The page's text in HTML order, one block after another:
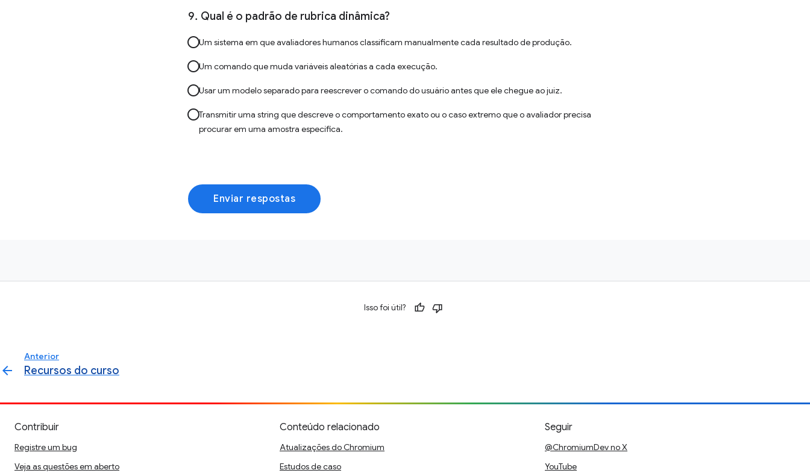
Qual é o padrão de rubrica dinâmica?
Um sistema em que avaliadores humanos classificam manualmente cada resultado de produção.
Um comando que muda variáveis aleatórias a cada execução.
Usar um modelo separado para reescrever o comando do usuário antes que ele chegue ao juiz.
Transmitir uma string que descreve o comportamento exato ou o caso extremo que o avaliador precisa
procurar em uma amostra específica.
Enviar respostas
Isso foi útil?
Anterior
arrow_back Recursos do curso
Contribuir
Registre um bug
Veja as questões em aberto
Conteúdo relacionado
Atualizações do Chromium
Estudos de caso
Seguir
@ChromiumDev no X
YouTube